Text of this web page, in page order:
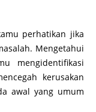
perhatikan jika
Mengetahui
mengidentifikasi
kerusakan
awal yang umum